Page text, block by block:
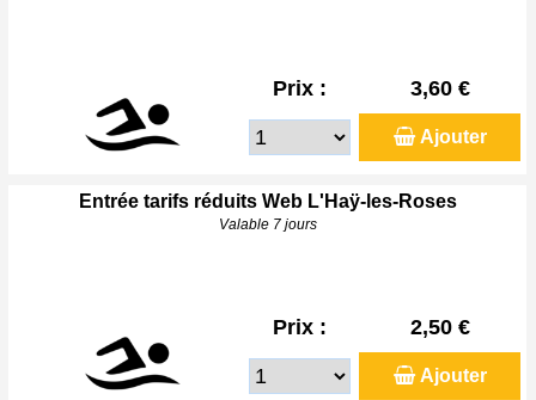
Prix : 3,60 €
Ajouter
Entrée tarifs réduits Web L'Haÿ-les-Roses
Valable 7 jours
Prix : 2,50 €
Ajouter